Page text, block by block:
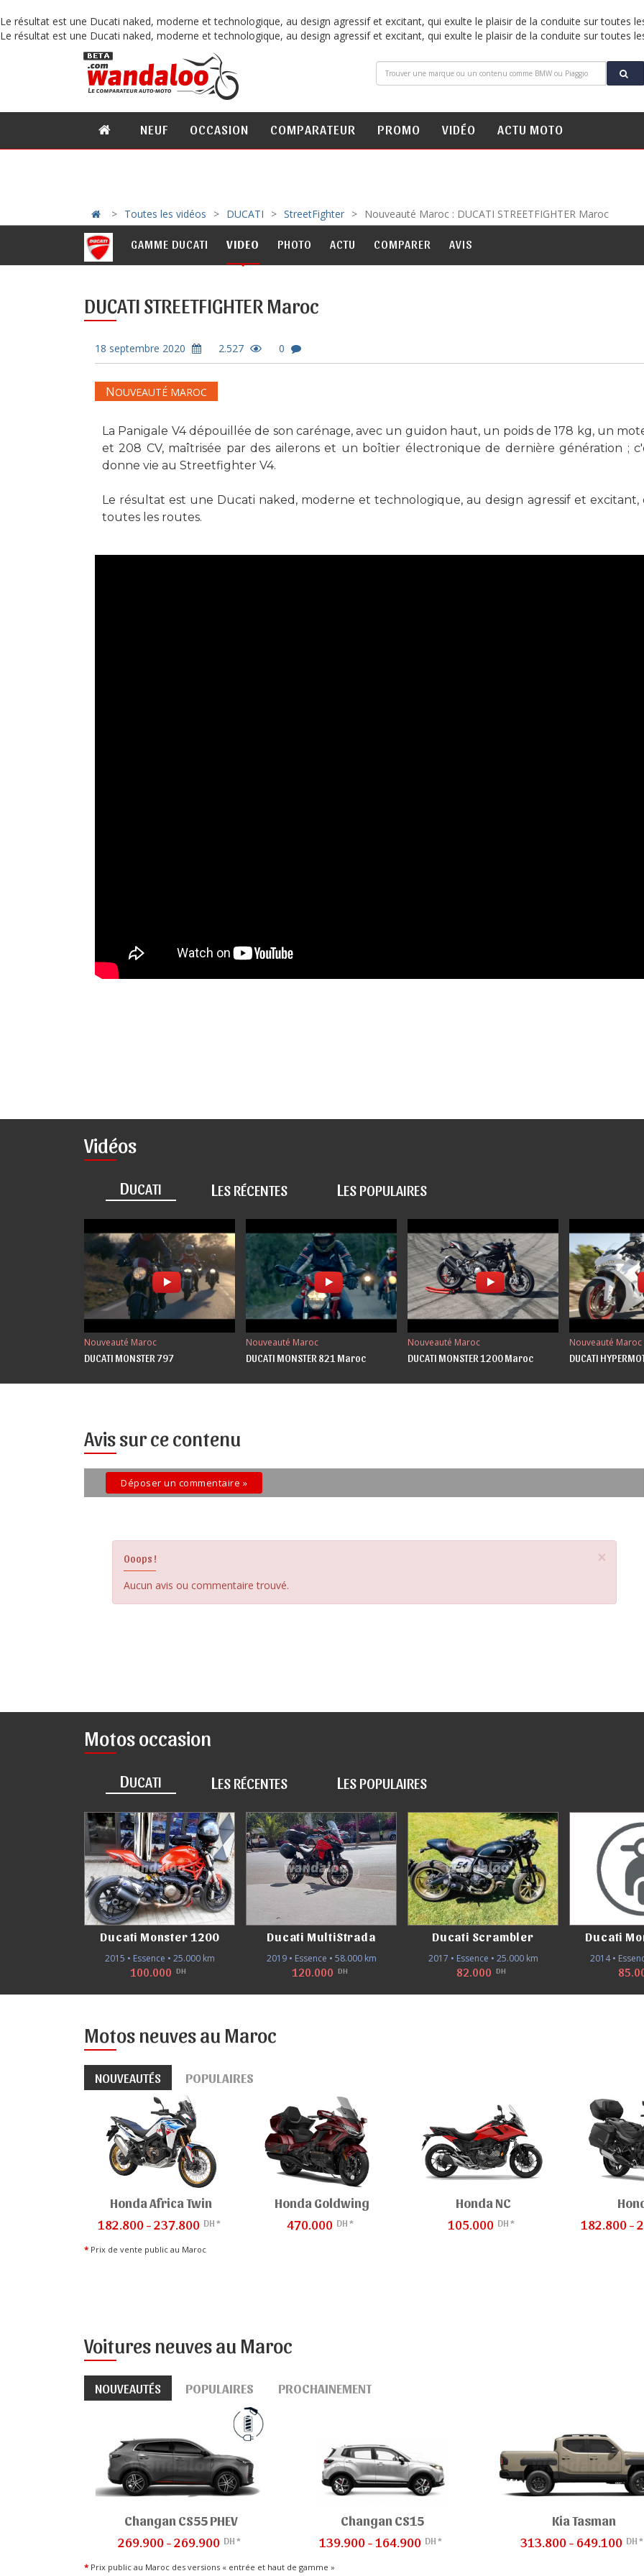
Le résultat est une Ducati naked, moderne et technologique, au design agressif et excitant, qui exulte le plaisir de la conduite sur toutes
Le résultat est une Ducati naked, moderne et technologique, au design agressif et excitant, qui exulte le plaisir de la conduite sur toutes
NEUF OCCASION COMPARATEUR PROMO VIDÉO ACTU MOTO
Toutes les vidéos DUCATI StreetFighter Nouveauté Maroc : DUCATI STREETFIGHTER Maroc
GAMME DUCATI VIDEO PHOTO ACTU COMPARER AVIS
DUCATI STREETFIGHTER Maroc
18 septembre 2020 2.527 0
NOUVEAUTÉ MAROC
La Panigale V4 dépouillée de son carénage, avec un guidon haut, un poids de 178 kg, un
et 208 CV, maîtrisée par des ailerons et un boîtier électronique de dernière génération ;
donne vie au Streetfighter V4.
Le résultat est une Ducati naked, moderne et technologique, au design agressif et
toutes les routes.
Vidéos
DUCATI L ES RÉCENTES L ES POPULAIRES
Nouveauté Maroc
DUCATI MONSTER 797
Nouveauté Maroc
DUCATI MONSTER 821 Maroc
Nouveauté Maroc
DUCATI MONSTER 1200 Maroc
Nouveauté Maroc
DUCATI
Avis sur ce contenu
Déposer un commentaire »
×
Ooops !
Aucun avis ou commentaire trouvé.
Motos occasion
DUCATI L ES RÉCENTES L ES POPULAIRES
Ducati Monster 1200
2015 • Essence • 25.000 km
100.000 DH
Ducati MultiStrada
2019 • Essence • 58.000 km
120.000 DH
Ducati Scrambler
2017 • Essence • 25.000 km
82.000 DH
Ducati
2014 •
Motos neuves au Maroc
NOUVEAUTÉS POPULAIRES
Honda Africa Twin
182.800 - 237.800 DH *
Honda Goldwing
470.000 DH *
Honda NC
105.000 DH *
182.800 -
* Prix de vente public au Maroc
Voitures neuves au Maroc
NOUVEAUTÉS POPULAIRES PROCHAINEMENT
Changan CS55 PHEV
269.900 - 269.900 DH *
Changan CS15
139.900 - 164.900 DH *
Kia Tasman
313.800 - 649.100 DH *
* Prix public au Maroc des versions « entrée et haut de gamme »